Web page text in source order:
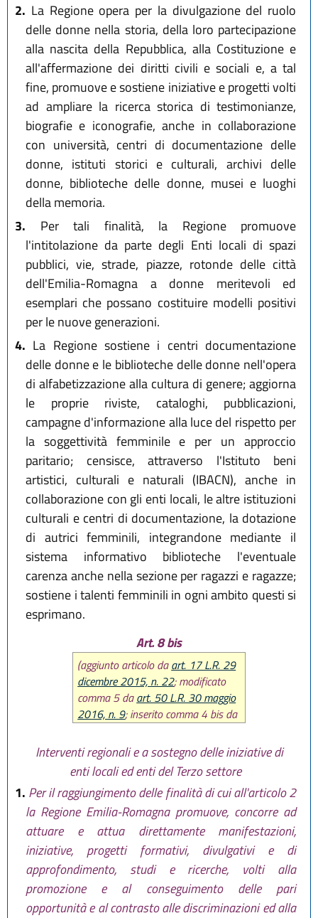
2. La Regione opera per la divulgazione del ruolo
delle donne nella storia, della loro partecipazione
alla nascita della Repubblica, alla Costituzione e
all'affermazione dei diritti civili e sociali e, a tal
fine, promuove e sostiene iniziative e progetti volti
ad ampliare la ricerca storica di testimonianze,
biografie e iconografie, anche in collaborazione
con università, centri di documentazione delle
donne, istituti storici e culturali, archivi delle
donne, biblioteche delle donne, musei e luoghi
della memoria.
3. Per tali finalità, la Regione promuove
l'intitolazione da parte degli Enti locali di spazi
pubblici, vie, strade, piazze, rotonde delle città
dell'Emilia-Romagna a donne meritevoli ed
esemplari che possano costituire modelli positivi
per le nuove generazioni.
4. La Regione sostiene i centri documentazione
delle donne e le biblioteche delle donne nell'opera
di alfabetizzazione alla cultura di genere; aggiorna
le proprie riviste, cataloghi, pubblicazioni,
campagne d'informazione alla luce del rispetto per
la soggettività femminile e per un approccio
paritario; censisce, attraverso l'Istituto beni
artistici, culturali e naturali (IBACN), anche in
collaborazione con gli enti locali, le altre istituzioni
culturali e centri di documentazione, la dotazione
di autrici femminili, integrandone mediante il
sistema informativo biblioteche l'eventuale
carenza anche nella sezione per ragazzi e ragazze;
sostiene i talenti femminili in ogni ambito questi si
esprimano.
Art. 8 bis
(aggiunto articolo daart. 17 L.R. 29
dicembre 2015, n. 22; modificato
comma 5 daart. 50 L.R. 30 maggio
2016, n. 9; inserito comma 4 bis da
sostituita rubrica e comma 4 e
modificato comma 3 da art. 24L.R.
28 luglio 2026, n. 9)
Interventi regionali e a sostegno delle iniziative di
enti locali ed enti del Terzo settore
1. Per il raggiungimento delle finalità di cui all'articolo 2
la Regione Emilia-Romagna promuove, concorre ad
attuare e attua direttamente manifestazioni,
iniziative, progetti formativi, divulgativi e di
approfondimento, studi e ricerche, volti alla
promozione e al conseguimento delle pari
opportunità e al contrasto alle discriminazioni ed alla